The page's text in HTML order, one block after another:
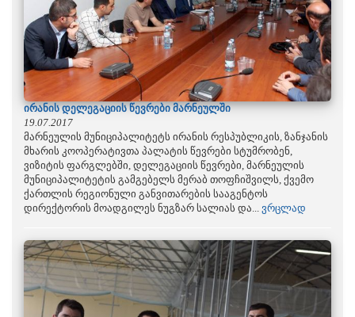
ირანის დელეგაციის წევრები მარნეულში
19.07.2017
მარნეულის მუნიციპალიტეტს ირანის რესპუბლიკის, ზანჯანის
მხარის კოოპერატივთა პალატის წევრები სტუმრობენ,
ვიზიტის ფარგლებში, დელეგაციის წევრები, მარნეულის
მუნიციპალიტეტის გამგებელს მერაბ თოფჩიშვილს, ქვემო
ქართლის რეგიონული განვითარების სააგენტოს
დირექტორის მოადგილეს ნუგზარ სალიას და... ვრცლად